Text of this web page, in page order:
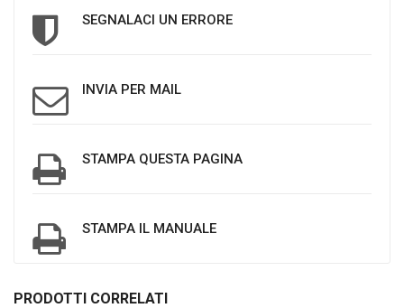
SEGNALACI UN ERRORE
INVIA PER MAIL
STAMPA QUESTA PAGINA
STAMPA IL MANUALE
PRODOTTI CORRELATI